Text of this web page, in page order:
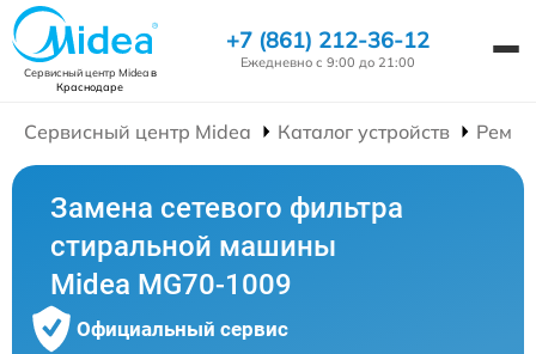
Сервисный центр Mideaв
Краснодаре
+7 (861) 212-36-12
Ежедневно с 9:00 до 21:00
Сервисный центр Midea Каталог устройств
Замена сетевого фильтра
стиральной машины
Midea MG70-1009
Официальный сервис